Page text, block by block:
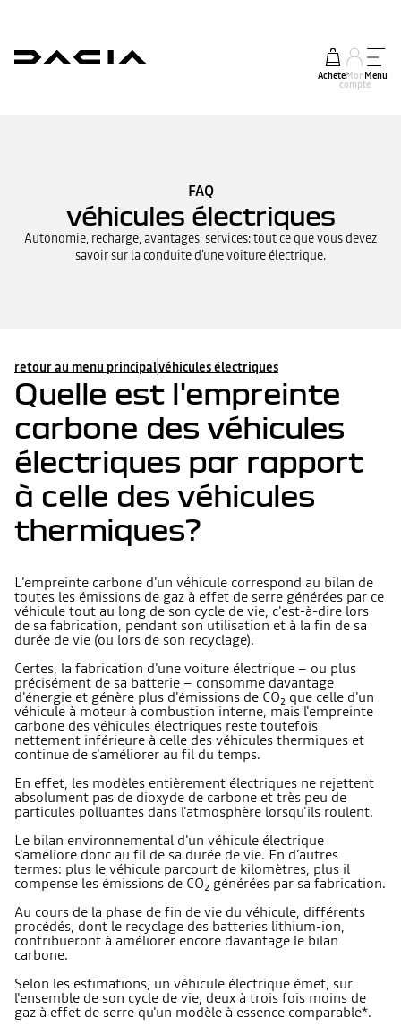
AcheterMon
compte
Menu
FAQ
véhicules électriques
Autonomie, recharge, avantages, services: tout ce que vous devez
savoir sur la conduite d'une voiture électrique.
retour au menu principalvéhicules électriques
Quelle est l'empreinte
carbone des véhicules
électriques par rapport
à celle des véhicules
thermiques?
L'empreinte carbone d'un véhicule correspond au bilan de
toutes les émissions de gaz à effet de serre générées par ce
véhicule tout au long de son cycle de vie, c'est-à-dire lors
de sa fabrication, pendant son utilisation et à la fin de sa
durée de vie (ou lors de son recyclage).
Certes, la fabrication d'une voiture électrique – ou plus
précisément de sa batterie – consomme davantage
d'énergie et génère plus d'émissions de CO₂ que celle d'un
véhicule à moteur à combustion interne, mais l'empreinte
carbone des véhicules électriques reste toutefois
nettement inférieure à celle des véhicules thermiques et
continue de s'améliorer au fil du temps.
En effet, les modèles entièrement électriques ne rejettent
absolument pas de dioxyde de carbone et très peu de
particules polluantes dans l'atmosphère lorsqu'ils roulent.
Le bilan environnemental d'un véhicule électrique
s'améliore donc au fil de sa durée de vie. En d’autres
termes: plus le véhicule parcourt de kilomètres, plus il
compense les émissions de CO₂ générées par sa fabrication.
Au cours de la phase de fin de vie du véhicule, différents
procédés, dont le recyclage des batteries lithium-ion,
contribueront à améliorer encore davantage le bilan
carbone.
Selon les estimations, un véhicule électrique émet, sur
l'ensemble de son cycle de vie, deux à trois fois moins de
gaz à effet de serre qu'un modèle à essence comparable*.